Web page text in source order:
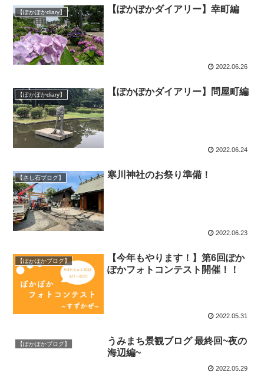
【ぽかぽかdiary】 【ぽかぽかダイアリー】幸町編
2022.06.26
【ぽかぽかdiary】 【ぽかぽかダイアリー】問屋町編
2022.06.24
【さし石ブログ】 寒川神社のお祭り準備！
2022.06.23
【ぽかぽかブログ】
【今年もやります！】第6回ぽか
ぽかフォトコンテスト開催！！
2022.05.31
【ぽかぽかブログ】
うみまち景観ブログ 最終回~夜の
海辺編~
2022.05.29